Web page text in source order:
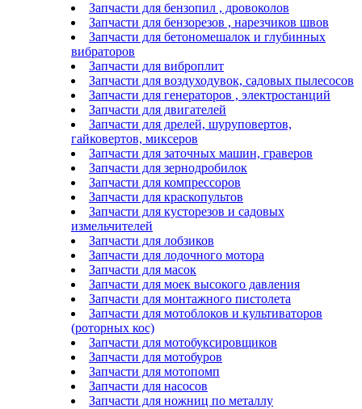
Запчасти для бензопил , дровоколов
Запчасти для бензорезов , нарезчиков швов
Запчасти для бетономешалок и глубинных
вибраторов
Запчасти для виброплит
Запчасти для воздуходувок, садовых пылесосов
Запчасти для генераторов , электростанций
Запчасти для двигателей
Запчасти для дрелей, шуруповертов,
гайковертов, миксеров
Запчасти для заточных машин, граверов
Запчасти для зернодробилок
Запчасти для компрессоров
Запчасти для краскопультов
Запчасти для кусторезов и садовых
измельчителей
Запчасти для лобзиков
Запчасти для лодочного мотора
Запчасти для масок
Запчасти для моек высокого давления
Запчасти для монтажного пистолета
Запчасти для мотоблоков и культиваторов
(роторных кос)
Запчасти для мотобуксировщиков
Запчасти для мотобуров
Запчасти для мотопомп
Запчасти для насосов
Запчасти для ножниц по металлу